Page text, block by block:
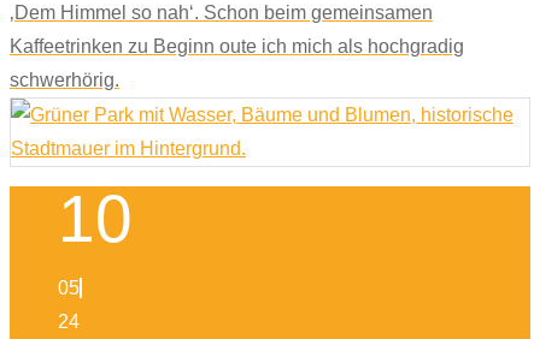
‚Dem Himmel so nah‘. Schon beim gemeinsamen
Kaffeetrinken zu Beginn oute ich mich als hochgradig
schwerhörig.
10
05
24